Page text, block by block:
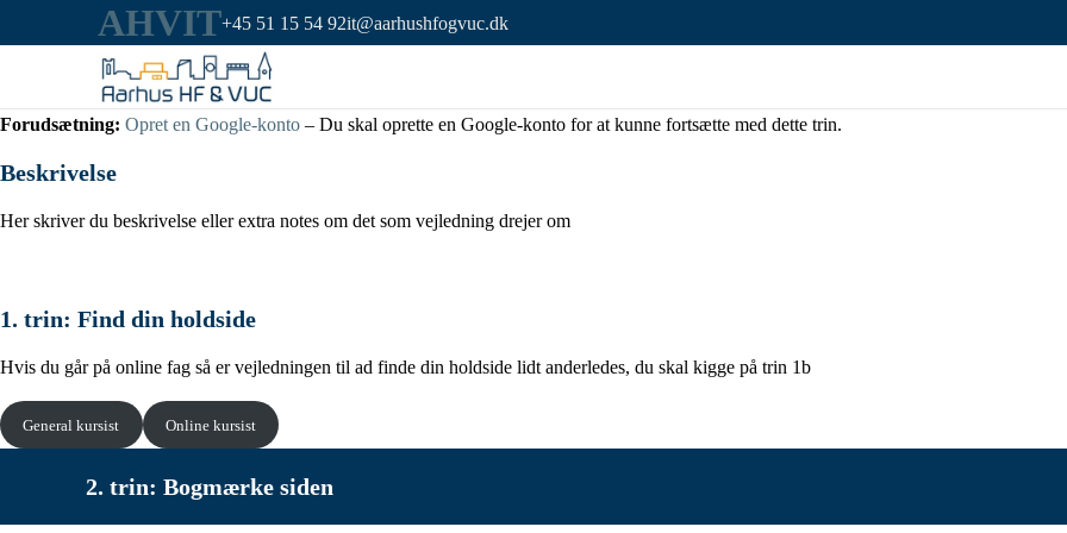
AHVIT+45 51 15 54 92it@aarhushfogvuc.dk
Forudsætning: Opret en Google-konto – Du skal oprette en Google-konto for at kunne fortsætte med dette trin.
Beskrivelse
Her skriver du beskrivelse eller extra notes om det som vejledning drejer om
1. trin: Find din holdside
Hvis du går på online fag så er vejledningen til ad finde din holdside lidt anderledes, du skal kigge på trin 1b
General kursist Online kursist
2. trin: Bogmærke siden